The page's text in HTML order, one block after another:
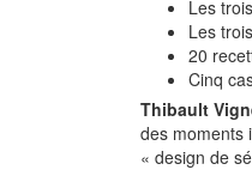
Les
Les
20
Cinq
Thibault
des moments
« design de